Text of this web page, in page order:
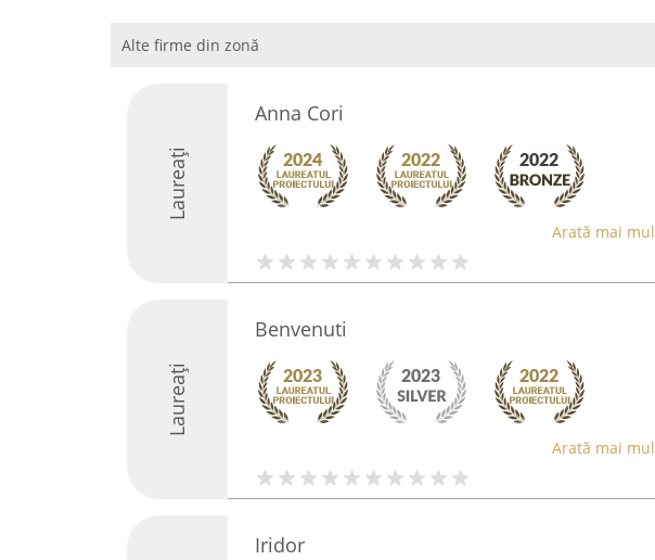
Alte firme din zonă
Laureați
Anna Cori
Arată mai
Laureați
Benvenuti
Arată mai
Iridor